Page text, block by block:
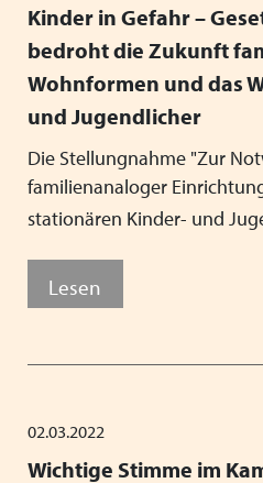
Kinder in Gefahr –
bedroht die Zukunft
Wohnformen und das
und Jugendlicher
Die Stellungnahme "Zur
familienanaloger
stationären Kinder- und
Lesen
02.03.2022
Wichtige Stimme im